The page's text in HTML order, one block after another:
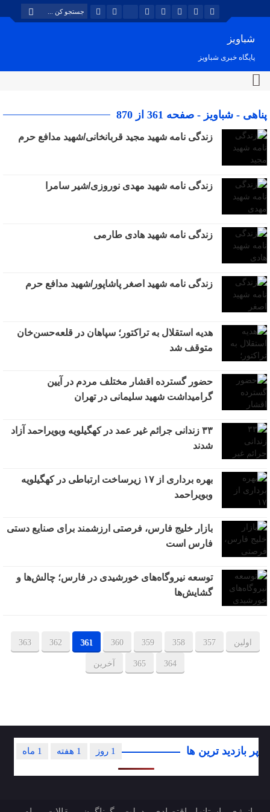
شباویز
پایگاه خبری شباویز
پناهی - شباویز - صفحه 361 از 870
زندگی نامه شهید مجید قربانخانی/شهید مدافع حرم
زندگی نامه شهید مهدی نوروزی/شیر سامرا
زندگی نامه شهید هادی طارمی
زندگی نامه شهید اصغر پاشاپور/شهید مدافع حرم
هدیه استقلال به تراکتور؛ سپاهان در قلعه‌حسن‌خان
متوقف شد
حضور گسترده اقشار مختلف مردم در آیین
گرامیداشت شهید سلیمانی در تهران
۳۳ زندانی جرائم غیر عمد در کهگیلویه وبویراحمد آزاد
شدند
بهره برداری از ۱۷ زیرساخت ارتباطی در کهگیلویه
وبویراحمد
بازار خلیج فارس، فرصتی ارزشمند برای صنایع دستی
فارس است
توسعه نیروگاه‌های خورشیدی در فارس؛ چالش‌ها و
گشایش‌ها
اولین 357
358
359
360
361
362
363
364
365 آخرین
پر بازدید ترین ها 1 ماه 1 هفته 1 روز